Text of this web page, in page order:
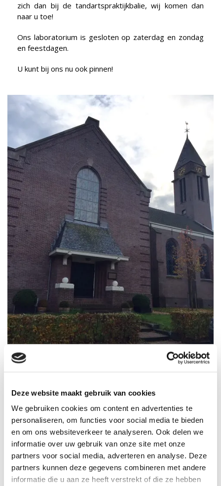
Deze website maakt gebruik van cookies
We gebruiken cookies om content en advertenties te
personaliseren, om functies voor social media te bieden
en om ons websiteverkeer te analyseren. Ook delen we
informatie over uw gebruik van onze site met onze
partners voor social media, adverteren en analyse. Deze
partners kunnen deze gegevens combineren met andere
informatie die u aan ze heeft verstrekt of die ze hebben
zich dan bij de tandartspraktijkbalie, wij komen dan
naar u toe!
Ons laboratorium is gesloten op zaterdag en zondag
en feestdagen.
U kunt bij ons nu ook pinnen!
Onze Openingstijden
Ons laboratorium is van 20/07/26 tot en
met 24/07/26 gesloten.